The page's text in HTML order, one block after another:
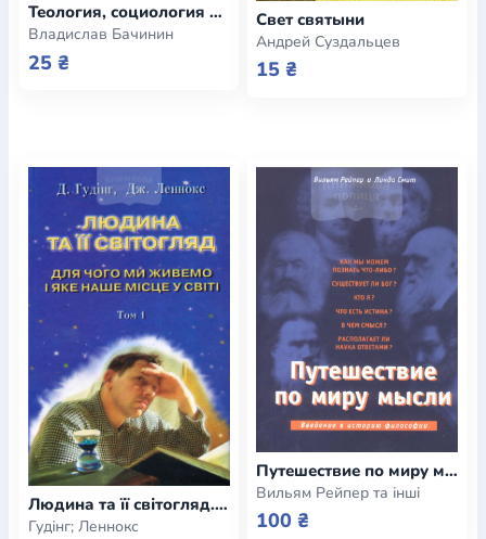
Теология, социология и антропология литературы. Вокруг Достоевского
Владислав Бачинин
25 ₴
Свет святыни
Андрей Суздальцев
15 ₴
Людина та її світогляд. Для чого ми живемо і яке наше місце у світі. Том 1, 2, 3
Гудінг; Леннокс
Путешествие по миру мысли. Введение в историю философии
Вильям Рейпер та інші
100 ₴